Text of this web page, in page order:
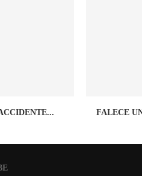
FALECE